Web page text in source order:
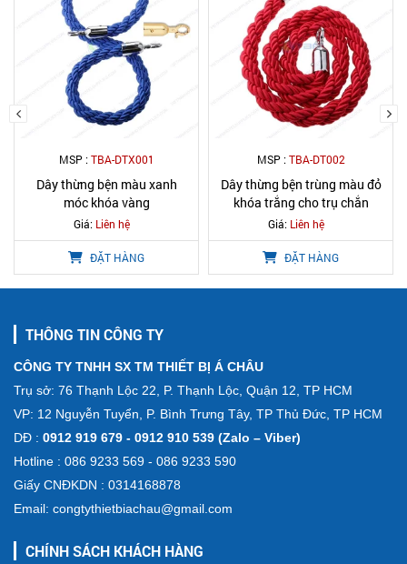
MSP :TBA-DTX001
Dây thừng bện màu xanh
móc khóa vàng
Giá: Liên hệ
ĐẶT HÀNG
MSP :TBA-DT002
Dây thừng bện trùng màu đỏ
khóa trắng cho trụ chắn
Giá: Liên hệ
ĐẶT HÀNG
THÔNG TIN CÔNG TY
CÔNG TY TNHH SX TM THIẾT BỊ Á CHÂU
Trụ sở: 76 Thạnh Lộc 22, P. Thạnh Lộc, Quận 12, TP HCM
VP: 12 Nguyễn Tuyển, P. Bình Trưng Tây, TP Thủ Đức, TP HCM
DĐ : 0912 919 679 - 0912 910 539 (Zalo – Viber)
Hotline : 086 9233 569 - 086 9233 590
Giấy CNĐKDN : 0314168878
Email: congtythietbiachau@gmail.com
CHÍNH SÁCH KHÁCH HÀNG